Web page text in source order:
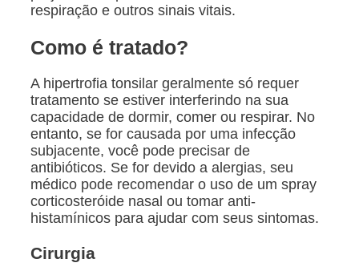
respiração e outros sinais vitais.
Como é tratado?
A hipertrofia tonsilar geralmente só requer
tratamento se estiver interferindo na sua
capacidade de dormir, comer ou respirar. No
entanto, se for causada por uma infecção
subjacente, você pode precisar de
antibióticos. Se for devido a alergias, seu
médico pode recomendar o uso de um spray
corticosteróide nasal ou tomar anti-
histamínicos para ajudar com seus sintomas.
Cirurgia